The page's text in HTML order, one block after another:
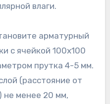
влаги.
арматурный
с ячейкой 100х100
прутка 4-5 мм.
(расстояние от
не менее 20 мм,